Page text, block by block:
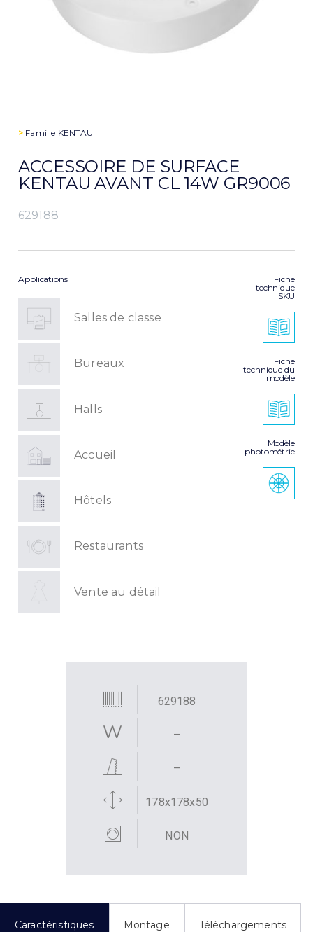
> Famille KENTAU
ACCESSOIRE DE SURFACE
KENTAU AVANT CL 14W GR9006
629188
Applications
Salles de classe
Bureaux
Halls
Accueil
Hôtels
Restaurants
Vente au détail
Fiche
technique
SKU
Fiche
technique du
modèle
Modèle
photométrie
629188
–
–
178x178x50
NON
Caractéristiques Montage Téléchargements